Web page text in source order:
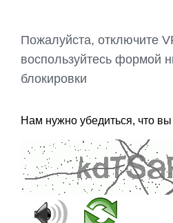
Пожалуйста, отключите
воспользуйтесь формой
блокировки
Нам нужно убедиться, что